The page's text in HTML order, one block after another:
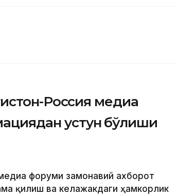
Россия медиа
устун бўлиши
форуми замонавий ахборот
қилиш ва келажакдаги ҳамкорлик